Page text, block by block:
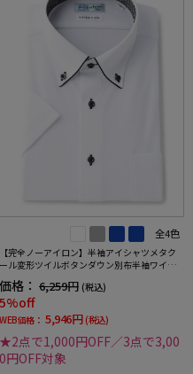
全4色
【完全ノーアイロン】半袖アイシャツメタク
ール変形ツイルボタンダウン別布半袖ワイシ
夏
価格： 6,259円 (税込)
5%off
WEB価格： 5,946円 (税込)
★2点で1,000円OFF／3点で3,00
0円OFF対象